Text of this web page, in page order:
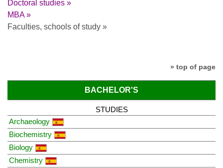
Doctoral studies »
MBA »
Faculties, schools of study »
» top of page
BACHELOR'S
STUDIES
Archaeology
Biochemistry
Biology
Chemistry